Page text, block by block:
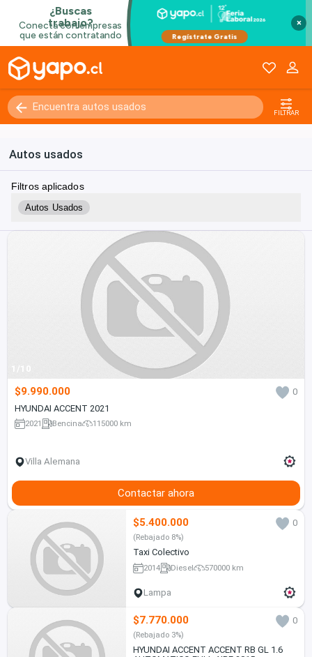
×
FILTRAR
Autos usados
Filtros aplicados
Autos Usados
1/10
$9.990.000
0
HYUNDAI ACCENT 2021
2021 Bencina 115000 km
Villa Alemana
Contactar ahora
$5.400.000 0
(Rebajado 8%)
Taxi Colectivo
2014 Diesel 570000 km
Lampa
$7.770.000 0
(Rebajado 3%)
HYUNDAI ACCENT ACCENT RB GL 1.6